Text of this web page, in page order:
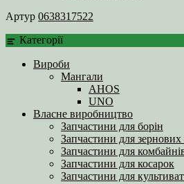
Артур 0638317522
Категорії
Вироби
Мангали
AHOS
UNO
Власне виробництво
Запчастини для борін
Запчастини для зернових
Запчастини для
Запчастини для косарок
Запчастини для